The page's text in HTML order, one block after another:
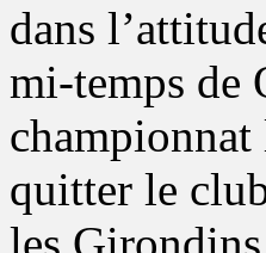
dans
mi-temps de
quitter le